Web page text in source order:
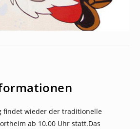
findet wieder der traditionelle
ab 10.00 Uhr statt.Das